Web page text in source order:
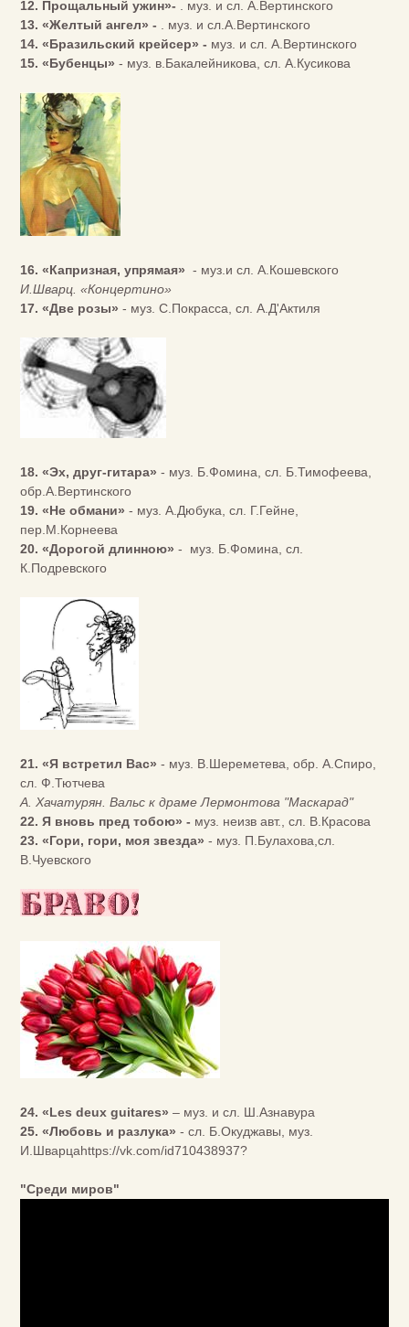
12. Прощальный ужин»- . муз. и сл. А.Вертинского
13. «Желтый ангел» - . муз. и сл.А.Вертинского
14. «Бразильский крейсер» - муз. и сл. А.Вертинского
15. «Бубенцы» - муз. в.Бакалейникова, сл. А.Кусикова
16. «Капризная, упрямая» - муз.и сл. А.Кошевского
И.Шварц. «Концертино»
17. «Две розы» - муз. С.Покрасса, сл. А.Д'Актиля
18. «Эх, друг-гитара» - муз. Б.Фомина, сл. Б.Тимофеева,
обр.А.Вертинского
19. «Не обмани» - муз. А.Дюбука, сл. Г.Гейне,
пер.М.Корнеева
20. «Дорогой длинною» - муз. Б.Фомина, сл.
К.Подревского
21. «Я встретил Вас» - муз. В.Шереметева, обр. А.Спиро,
сл. Ф.Тютчева
А. Хачатурян. Вальс к драме Лермонтова "Маскарад"
22. Я вновь пред тобою» - муз. неизв авт., сл. В.Красова
23. «Гори, гори, моя звезда» - муз. П.Булахова,сл.
В.Чуевского
24. «Les deux guitares» – муз. и сл. Ш.Азнавура
25. «Любовь и разлука» - сл. Б.Окуджавы, муз.
И.Шварцаhttps://vk.com/id710438937?
"Среди миров"